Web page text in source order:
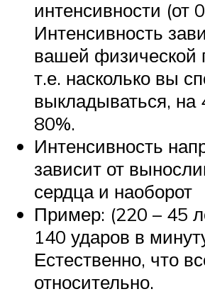
интенсивности (от
Интенсивность
вашей физической
т.е. насколько вы
выкладываться, на
80%.
Интенсивность
зависит от
сердца и наоборот
Пример: (220 – 45
140 ударов в
Естественно, что
относительно.